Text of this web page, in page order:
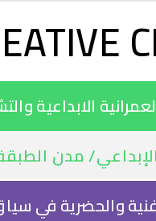
الابداعية
مدن الطبقة
والحضرية في